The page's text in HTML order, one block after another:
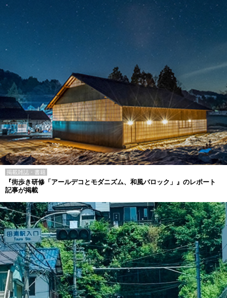
掲載雑誌・書籍
『街歩き研修「アールデコとモダニズム、和風バロック」』のレポート
記事が掲載